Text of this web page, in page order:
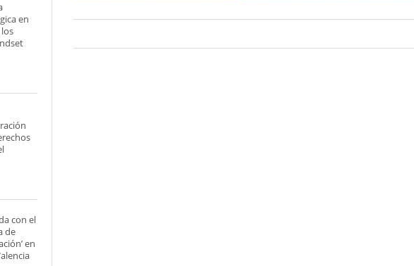
en
con el
de
en